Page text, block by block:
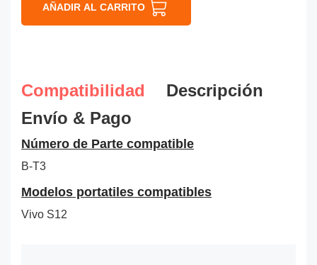
AÑADIR AL CARRITO
Compatibilidad
Descripción
Envío & Pago
Número de Parte compatible
B-T3
Modelos portatiles compatibles
Vivo S12